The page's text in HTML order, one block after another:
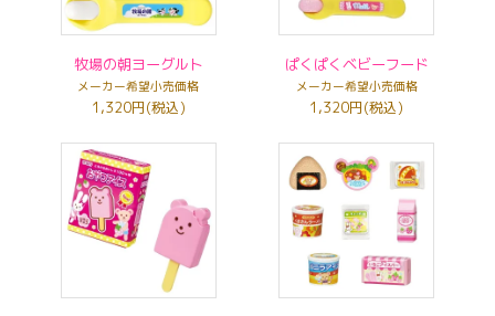
牧場の朝ヨーグルト
メーカー希望小売価格
1,320円(税込)
ぱくぱくベビーフード
メーカー希望小売価格
1,320円(税込)